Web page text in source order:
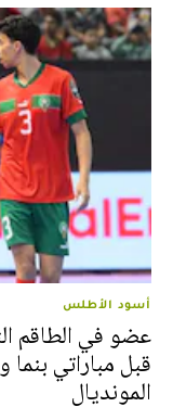
أسود الأطلس
عضو في الطاقم
قبل مباراتي بنما
المونديال